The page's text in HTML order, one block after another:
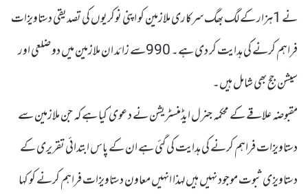
نے 1ہزار کے لگ بھگ سرکاری ملازمین کو اپنی نوکریوں کی تصدیقی دستاویزات
فراہم کرنے کی ہدایت کر دی ہے۔ 990سے زائد ان ملازمین میں دو ضلعی اور
سیشن جج بھی شامل ہیں۔
مقبوضہ علاقے کے محکمہ جنرل ایڈمنسٹریشن نے دعوی ٰ کیا ہے کہ جن ملازمین سے
دستاویزات فراہم کرنے کی ہدایت کی گئی ہے ان کے پاس ابتدائی تقریری کے
دستاویزی ثبوت موجود نہیں ہیں لہذا انہیں معاون دستاویزات فراہم کرنے کو کہا